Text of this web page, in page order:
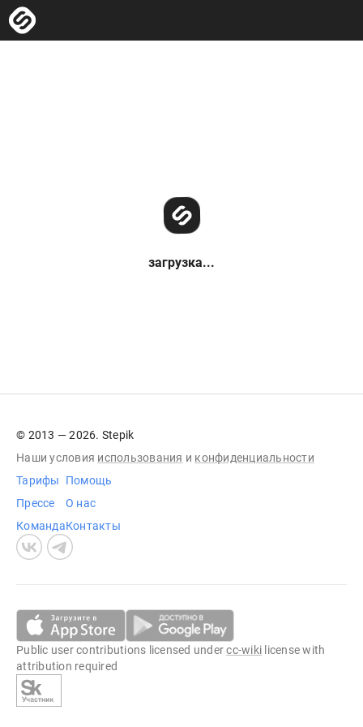
загрузка...
© 2013 — 2026. Stepik
Наши условия использования и конфиденциальности
Тарифы
Прессе
Команда
Помощь
О нас
Контакты
Public user contributions licensed undercc-wiki license with
attribution required